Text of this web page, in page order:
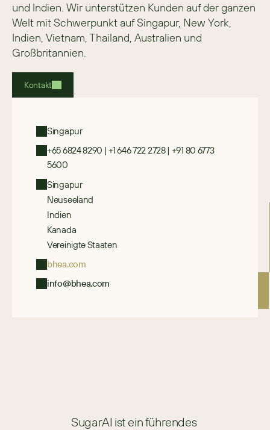
und Indien. Wir unterstützen Kunden auf der ganzen
Welt mit Schwerpunkt auf Singapur, New York,
Indien, Vietnam, Thailand, Australien und
Großbritannien.
Kontakt
Singapur
+65 6824 8290 | +1 646 722 2728 | +91 80 6773
5600
Singapur
Neuseeland
Indien
Kanada
Vereinigte Staaten
bhea.com
info@bhea.com
SugarAI ist ein führendes